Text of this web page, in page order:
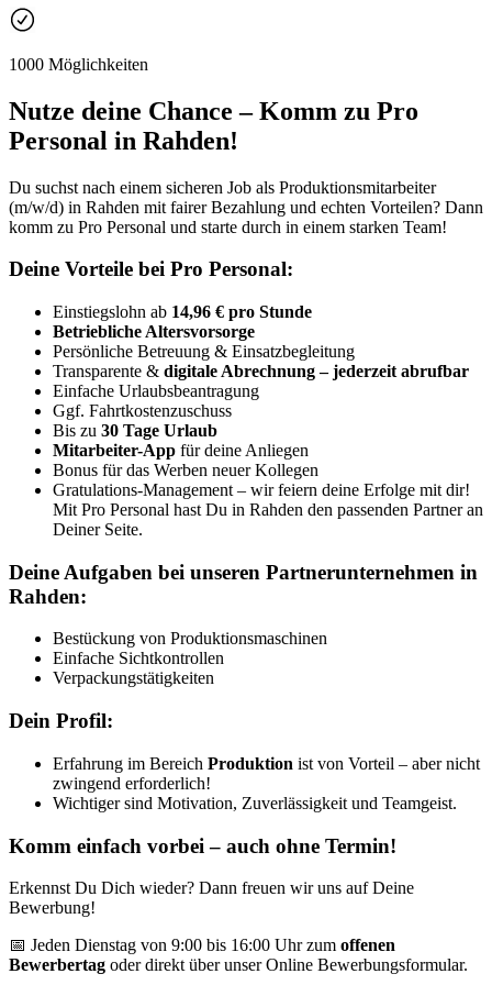
1000 Möglichkeiten
Nutze deine Chance – Komm zu Pro
Personal in Rahden!
Du suchst nach einem sicheren Job als Produktionsmitarbeiter
(m/w/d) in Rahden mit fairer Bezahlung und echten Vorteilen? Dann
komm zu Pro Personal und starte durch in einem starken Team!
Deine Vorteile bei Pro Personal:
Einstiegslohn ab 14,96 € pro Stunde
Betriebliche Altersvorsorge
Persönliche Betreuung & Einsatzbegleitung
Transparente & digitale Abrechnung – jederzeit abrufbar
Einfache Urlaubsbeantragung
Ggf. Fahrtkostenzuschuss
Bis zu 30 Tage Urlaub
Mitarbeiter-App für deine Anliegen
Bonus für das Werben neuer Kollegen
Gratulations-Management – wir feiern deine Erfolge mit dir!
Mit Pro Personal hast Du in Rahden den passenden Partner an
Deiner Seite.
Deine Aufgaben bei unseren Partnerunternehmen in
Rahden:
Bestückung von Produktionsmaschinen
Einfache Sichtkontrollen
Verpackungstätigkeiten
Dein Profil:
Erfahrung im Bereich Produktion ist von Vorteil – aber nicht
zwingend erforderlich!
Wichtiger sind Motivation, Zuverlässigkeit und Teamgeist.
Komm einfach vorbei – auch ohne Termin!
Erkennst Du Dich wieder? Dann freuen wir uns auf Deine
Bewerbung!
📅 Jeden Dienstag von 9:00 bis 16:00 Uhr zum offenen
Bewerbertag oder direkt über unser Online Bewerbungsformular.